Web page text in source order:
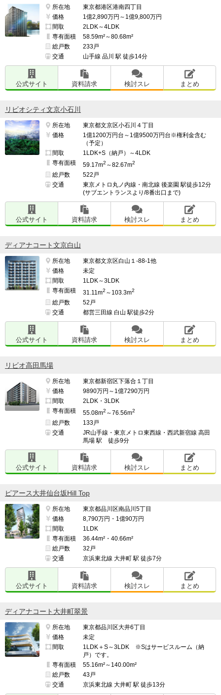
所在地
東京都港区港南四丁目
価格
1億2,890万円～1億9,800万円
間取
2LDK～4LDK
専有面積
58.59m²～80.68m²
総戸数
233戸
交通
山手線 品川 駅 徒歩14分
公式サイト 資料請求 検討スレ まとめ
リビオシティ文京小石川
所在地
東京都文京区小石川４丁目
価格
1億1200万円台～1億9500万円台※権利金含む
（予定）
間取
1LDK+S（納戸）～4LDK
専有面積
59.17m2 ～82.67m2
総戸数
522戸
交通
東京メトロ丸ノ内線・南北線 後楽園 駅徒歩12分
(サブエントランスより/8番出口まで)
公式サイト 資料請求 検討スレ まとめ
ディアナコート文京白山
所在地
東京都文京区白山１-88-1他
価格
未定
間取
1LDK～3LDK
専有面積
31.11m2 ～103.3m2
総戸数
52戸
交通
都営三田線 白山 駅徒歩2分
公式サイト 資料請求 検討スレ まとめ
リビオ高田馬場
所在地
東京都新宿区下落合１丁目
価格
9890万円～1億7290万円
間取
2LDK・3LDK
専有面積
55.08m2 ～76.56m2
総戸数
133戸
交通
JR山手線・東京メトロ東西線・西武新宿線 高田
馬場 駅 徒歩9分
公式サイト 資料請求 検討スレ まとめ
ピアース大井仙台坂Hill Top
所在地
東京都品川区南品川5丁目
価格
8,790万円・1億90万円
間取
1LDK
専有面積
36.44m²・40.66m²
総戸数
32戸
交通
京浜東北線 大井町 駅 徒歩7分
公式サイト 資料請求 検討スレ まとめ
ディアナコート大井町翠景
所在地
東京都品川区大井6丁目
価格
未定
間取
1LDK＋S～3LDK ※Sはサービスルーム（納
戸）です。
専有面積
55.16m²～140.00m²
総戸数
43戸
交通
京浜東北線 大井町 駅 徒歩13分